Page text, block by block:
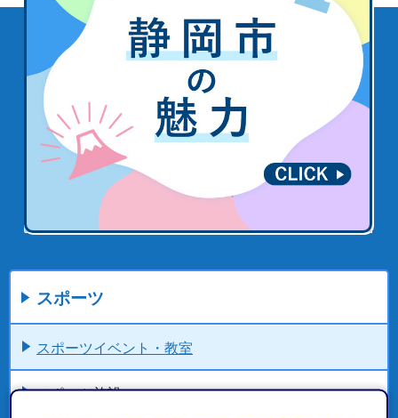
スポーツ
スポーツイベント・教室
スポーツ施設